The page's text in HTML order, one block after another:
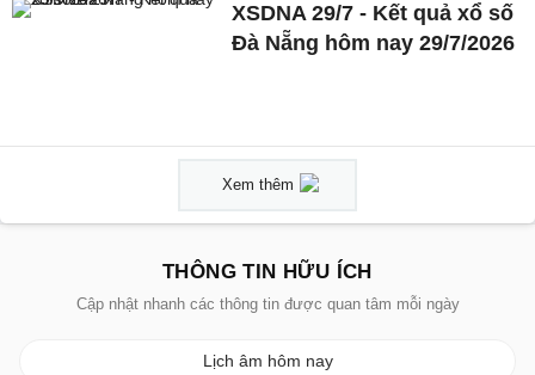
XSDNA 29/7 - Kết quả xổ số
Đà Nẵng hôm nay 29/7/2026
Xem thêm
THÔNG TIN HỮU ÍCH
Cập nhật nhanh các thông tin được quan tâm mỗi ngày
Lịch âm hôm nay